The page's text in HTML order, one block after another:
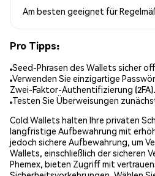
Am besten geeignet für
Pro Tipps:
Seed-Phrasen des Wallets sicher
Verwenden Sie einzigartige
Zwei-Faktor-Authentifizierung (2FA).
Testen Sie Überweisungen
Cold Wallets halten Ihre privaten
langfristige Aufbewahrung mit
jedoch sichere Aufbewahrung, um
Wallets, einschließlich der sicheren
Phemex, bieten Zugriff mit